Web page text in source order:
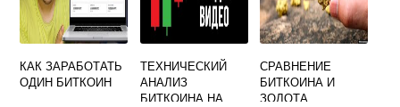
КАК ЗАРАБОТАТЬ
ОДИН БИТКОИН
ТЕХНИЧЕСКИЙ
АНАЛИЗ
БИТКОИНА НА
СРАВНЕНИЕ
БИТКОИНА И
ЗОЛОТА